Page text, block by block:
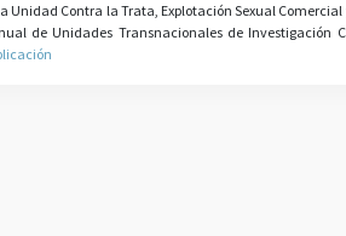
Contra la Trata, Explotación Sexual Comercial
de Unidades Transnacionales de Investigación